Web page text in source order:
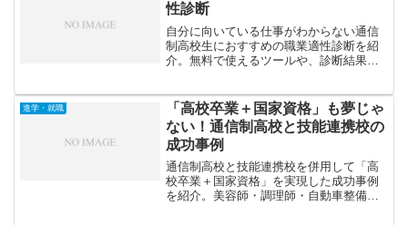
性診断
自分に向いている仕事がわからない通信
制高校生におすすめの職業適性診断を紹
介。無料で使えるツールや、診断結果を
進学・就職
「高校卒業＋国家資格」も夢じゃ
ない！通信制高校と技能連携校の
成功事例
通信制高校と技能連携校を併用して「高
校卒業＋国家資格」を実現した成功事例
を紹介。美容師・調理師・自動車整備士